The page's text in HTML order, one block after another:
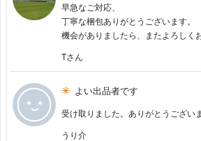
早急なご対応、
丁寧な梱包ありがとうございます。
機会がありましたら、またよろしく
Tさん
よい出品者です
受け取りました。ありがとうござい
うり介